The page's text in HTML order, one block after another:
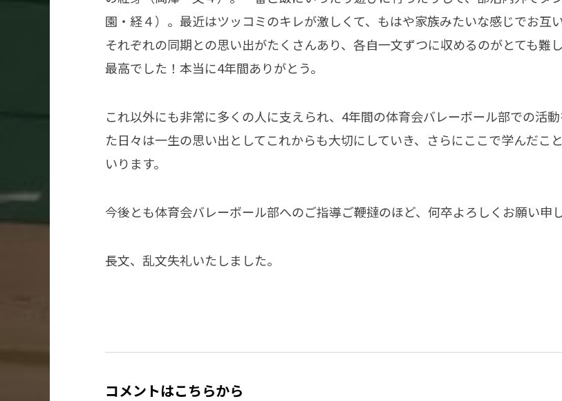
園・経４）。最近はツッコミのキレが激しくて、もはや家族みたいな感じでお互
それぞれの同期との思い出がたくさんあり、各自一文ずつに収めるのがとても難
最高でした！本当に4年間ありがとう。
これ以外にも非常に多くの人に支えられ、4年間の体育会バレーボール部での活
た日々は一生の思い出としてこれからも大切にしていき、さらにここで学んだこ
いります。
今後とも体育会バレーボール部へのご指導ご鞭撻のほど、何卒よろしくお願い申し
長文、乱文失礼いたしました。
コメントはこちらから